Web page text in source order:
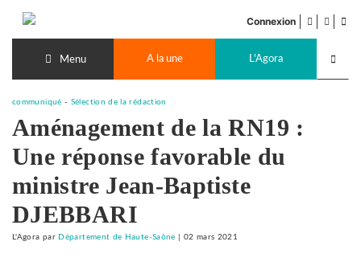
contenu
Connexion facebook
twitter
Menu A la une L'Agora
communiqué - Sélection de la rédaction
Aménagement de la RN19 :
Une réponse favorable du
ministre Jean-Baptiste
DJEBBARI
L'Agora par Département de Haute-Saône 02 mars 2021